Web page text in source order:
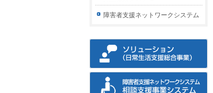
障害者支援ネットワークシステム